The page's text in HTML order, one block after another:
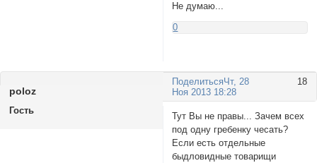
Не думаю...
0
Поделиться 18
Чт, 28
Ноя 2013 18:28
poloz
Гость
Тут Вы не правы... Зачем всех
под одну гребенку чесать?
Если есть отдельные
быдловидные товарищи